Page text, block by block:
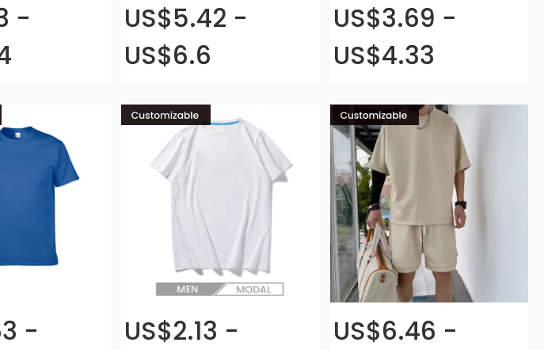
-
US$5.42 -
US$6.6
US$3.69 -
US$4.33
-
US$2.13 -
US$6.46 -